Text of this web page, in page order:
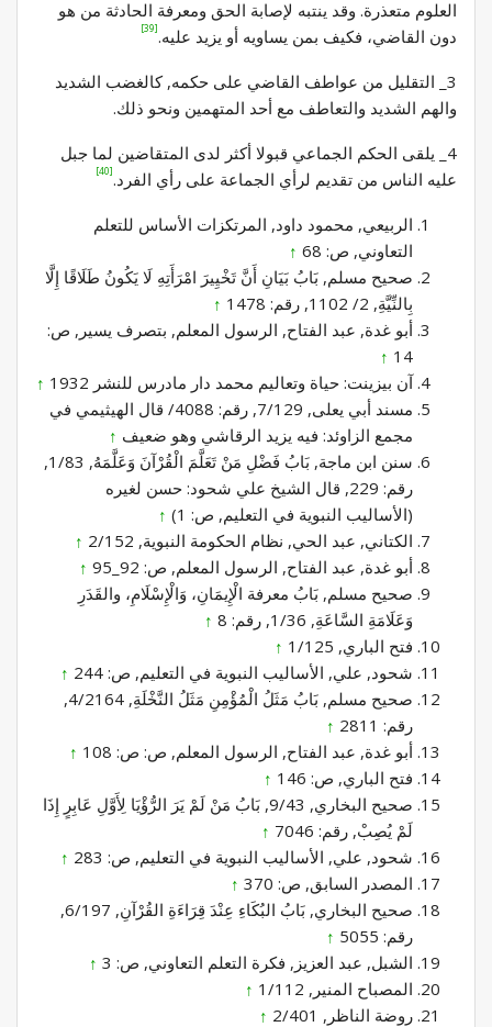
العلوم متعذرة. وقد ينتبه لإصابة الحق ومعرفة الحادثة من هو
دون القاضي، فكيف بمن يساويه أو يزيد عليه.[39]
3_ التقليل من عواطف القاضي على حكمه, كالغضب الشديد
والهم الشديد والتعاطف مع أحد المتهمين ونحو ذلك.
4_ يلقى الحكم الجماعي قبولا أكثر لدى المتقاضين لما جبل
عليه الناس من تقديم لرأي الجماعة على رأي الفرد.[40]
الربيعي, محمود داود, المرتكزات الأساس للتعلم
التعاوني, ص: 68
↑
صحيح مسلم, بَابُ بَيَانِ أَنَّ تَخْيِيرَ امْرَأَتِهِ لَا يَكُونُ طَلَاقًا إِلَّا
بِالنِّيَّةِ, 2/ 1102, رقم: 1478
↑
أبو غدة, عبد الفتاح, الرسول المعلم, بتصرف يسير, ص:
14
↑
آن بيزينت: حياة وتعاليم محمد دار مادرس للنشر 1932
↑
مسند أبي يعلى, 7/129, رقم: 4088/ قال الهيثيمي في
مجمع الزاوئد: فيه يزيد الرقاشي وهو ضعيف ↑
سنن ابن ماجة, بَابُ فَضْلِ مَنْ تَعَلَّمَ الْقُرْآنَ وَعَلَّمَهُ, 1/83,
رقم: 229, قال الشيخ علي شحود: حسن لغيره
(الأساليب النبوية في التعليم, ص: 1)
↑
الكتاني, عبد الحي, نظام الحكومة النبوية, 2/152
↑
أبو غدة, عبد الفتاح, الرسول المعلم, ص: 92_95
↑
صحيح مسلم, بَابُ معرفة الْإِيمَانِ، وَالْإِسْلَامِ، والقَدَرِ
وَعَلَامَةِ السَّاعَةِ, 1/36, رقم: 8
↑
فتح الباري, 1/125
↑
شحود, علي, الأساليب النبوية في التعليم, ص: 244
↑
صحيح مسلم, بَابُ مَثَلُ الْمُؤْمِنِ مَثَلُ النَّخْلَةِ, 4/2164,
رقم: 2811
↑
أبو غدة, عبد الفتاح, الرسول المعلم, ص: ص: 108
↑
فتح الباري, ص: 146
↑
صحيح البخاري, 9/43, بَابُ مَنْ لَمْ يَرَ الرُّؤْيَا لِأَوَّلِ عَابِرٍ إِذَا
لَمْ يُصِبْ, رقم: 7046
↑
شحود, علي, الأساليب النبوية في التعليم, ص: 283
↑
المصدر السابق, ص: 370
↑
صحيح البخاري, بَابُ البُكَاءِ عِنْدَ قِرَاءَةِ القُرْآنِ, 6/197,
رقم: 5055
↑
الشبل, عبد العزيز, فكرة التعلم التعاوني, ص: 3
↑
المصباح المنير, 1/112
↑
روضة الناظر, 2/401
↑